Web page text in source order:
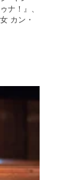
ナ！』、
カン・